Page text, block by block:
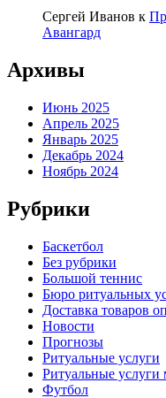
Сергей Иванов к
Авангард
Архивы
Июнь 2025
Апрель 2025
Январь 2025
Декабрь 2024
Ноябрь 2024
Рубрики
Баскетбол
Без рубрики
Большой теннис
Бюро ритуальных
Доставка товаров
Новости
Прогнозы
Ритуальные услуги
Ритуальные услуги
Футбол